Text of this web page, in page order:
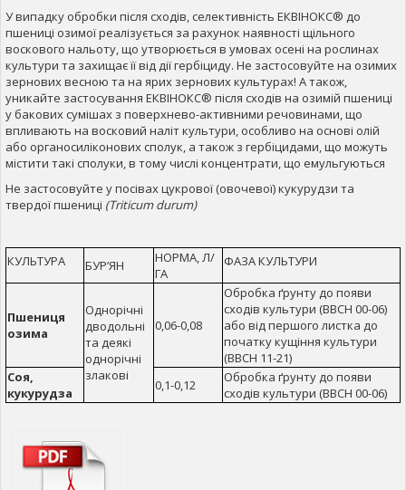
У випадку обробки після сходів, селективність ЕКВІНОКС® до
пшениці озимої реалізується за рахунок наявності щільного
воскового нальоту, що утворюється в умовах осені на рослинах
культури та захищає її від дії гербіциду. Не застосовуйте на озимих
зернових весною та на ярих зернових культурах! А також,
уникайте застосування ЕКВІНОКС® після сходів на озимій пшениці
у бакових сумішах з поверхнево-активними речовинами, що
впливають на восковий наліт культури, особливо на основі олій
або органосиліконових сполук, а також з гербіцидами, що можуть
містити такі сполуки, в тому числі концентрати, що емульгуються
Не застосовуйте у посівах цукрової (овочевої) кукурудзи та
твердої пшениці (Triticum durum)
КУЛЬТУРА БУР’ЯН
НОРМА, Л/
ГА
ФАЗА КУЛЬТУРИ
Пшениця
озима
Однорічні
дводольні
та деякі
однорічні
злакові
0,06-0,08
Обробка ґрунту до появи
сходів культури (ВВСН 00-06)
або від першого листка до
початку кущіння культури
(ВВСН 11-21)
Соя,
кукурудза
0,1-0,12
Обробка ґрунту до появи
сходів культури (ВВСН 00-06)